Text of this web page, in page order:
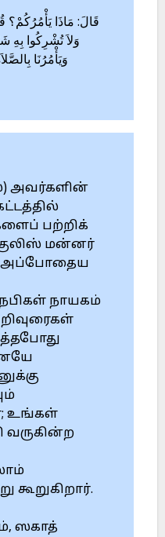
قَالَ: مَاذَا يَأْمُرُكُمْ؟
وَلاَ تُشْرِكُوا بِهِ
وَيَأْمُرُنَا
அவர்களின்
பற்றிக்
மன்னர்
அப்போதைய
நாயகம்
உங்கள்
வருகின்ற
கூறுகிறார்.
ஸகாத்